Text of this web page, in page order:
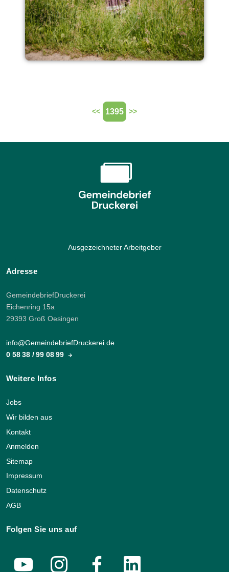
<< 1395 >>
Ausgezeichneter Arbeitgeber
Adresse
GemeindebriefDruckerei
Eichenring 15a
29393 Groß Oesingen
info@GemeindebriefDruckerei.de
0 58 38 / 99 08 99
Weitere Infos
Jobs
Wir bilden aus
Kontakt
Anmelden
Sitemap
Impressum
Datenschutz
AGB
Folgen Sie uns auf